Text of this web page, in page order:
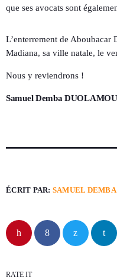
que ses avocats sont
L’enterrement de Aboubacar
Madiana, sa ville natale, le
Nous y reviendrons !
Samuel Demba DUOLAMOU
ÉCRIT PAR: SAMUEL
RATE IT